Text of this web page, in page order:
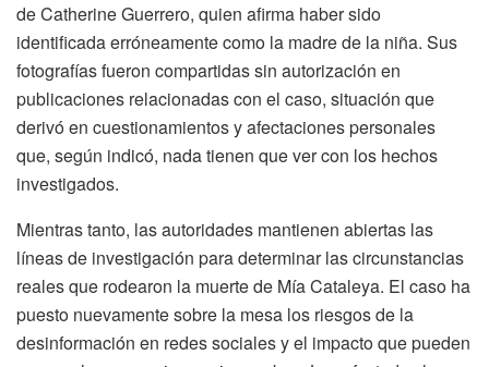
de Catherine Guerrero, quien afirma haber sido
identificada erróneamente como la madre de la niña. Sus
fotografías fueron compartidas sin autorización en
publicaciones relacionadas con el caso, situación que
derivó en cuestionamientos y afectaciones personales
que, según indicó, nada tienen que ver con los hechos
investigados.
Mientras tanto, las autoridades mantienen abiertas las
líneas de investigación para determinar las circunstancias
reales que rodearon la muerte de Mía Cataleya. El caso ha
puesto nuevamente sobre la mesa los riesgos de la
desinformación en redes sociales y el impacto que pueden